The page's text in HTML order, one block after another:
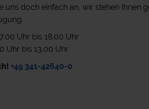
uns doch einfach an, wir stehen Ihnen
Uhr bis 18.00 Uhr
Uhr bis 13.00 Uhr
+49 341-42640-0